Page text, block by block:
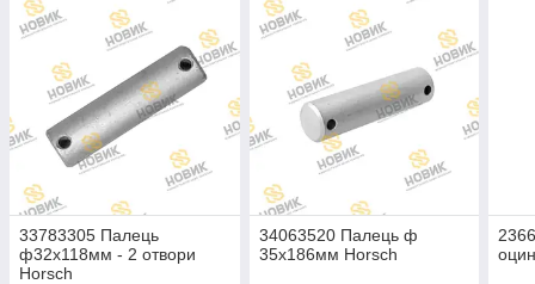
33783305 Палець
ф32х118мм - 2 отвори
Horsch
34063520 Палець ф
35х186мм Horsch